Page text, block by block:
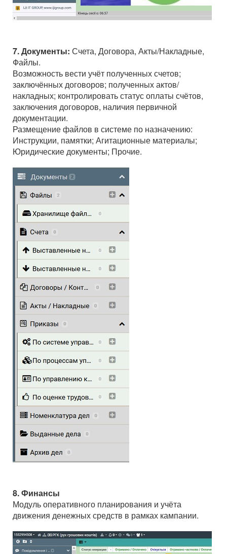
7. Документы: Счета, Договора, Акты/Накладные,
Файлы.
Возможность вести учёт полученных счетов;
заключённых договоров; полученных актов/
накладных; контролировать статус оплаты счётов,
заключения договоров, наличия первичной
документации.
Размещение файлов в системе по назначению:
Инструкции, памятки; Агитационные материалы;
Юридические документы; Прочие.
8. Финансы
Модуль оперативного планирования и учёта
движения денежных средств в рамках кампании.